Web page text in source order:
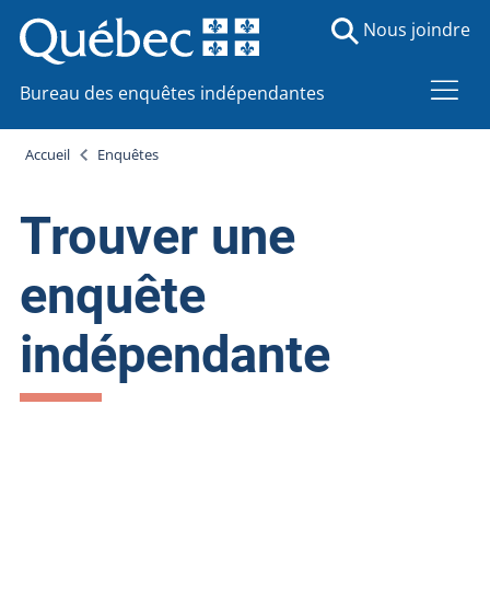
Bureau des enquêtes indépendantes
Nous joindre
Accueil Enquêtes
Trouver une
enquête
indépendante